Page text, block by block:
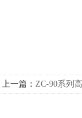
上一篇： ZC-90系列